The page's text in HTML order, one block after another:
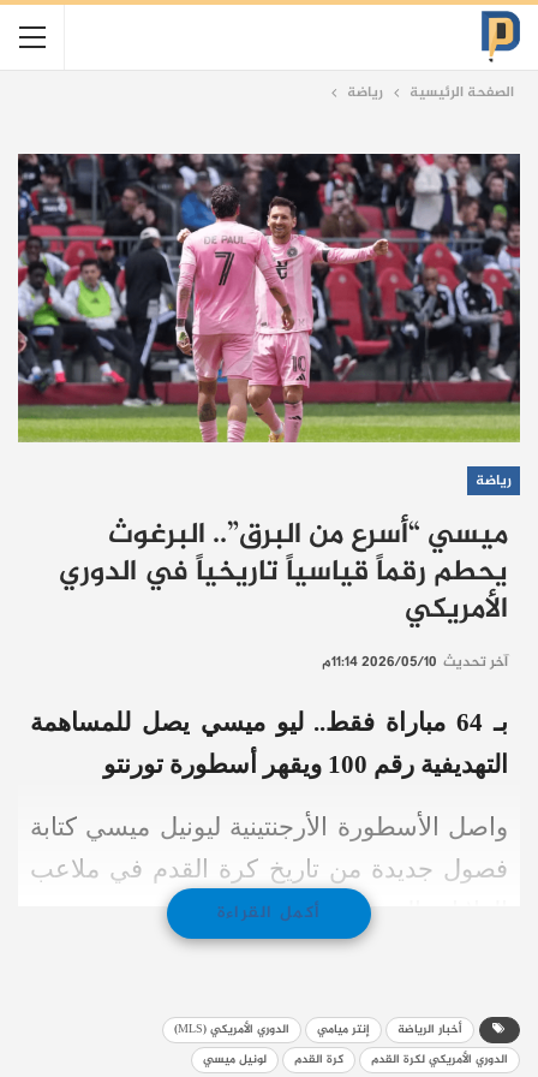
الصفحة الرئيسية رياضة
رياضة
ميسي “أسرع من البرق”.. البرغوث
يحطم رقماً قياسياً تاريخياً في الدوري
الأمريكي
آخر تحديث 2026/05/10 11:14م
بـ 64 مباراة فقط.. ليو ميسي يصل للمساهمة
التهديفية رقم 100 ويقهر أسطورة تورنتو
واصل الأسطورة الأرجنتينية ليونيل ميسي كتابة
فصول جديدة من تاريخ كرة القدم في ملاعب
الولايات المتحدة.
على “تورنتو إف سي” بنتيجة (4-2).
أكمل القراءة
أخبار الرياضة إنتر ميامي
الدوري الأمريكي (MLS)
الدوري الأمريكي لكرة القدم
كرة القدم لونيل ميسي